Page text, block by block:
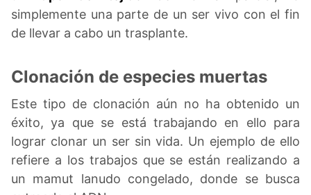
simplemente una parte de un ser vivo con el fin
de llevar a cabo un trasplante.
Clonación de especies muertas
Este tipo de clonación aún no ha obtenido un
éxito, ya que se está trabajando en ello para
lograr clonar un ser sin vida. Un ejemplo de ello
refiere a los trabajos que se están realizando a
un mamut lanudo congelado, donde se busca